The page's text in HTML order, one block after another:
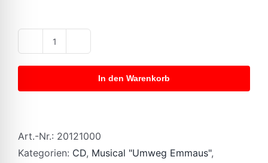
Umweg
Emmaus
In den Warenkorb
Art.-Nr.: 20121000
Kategorien: CD, Musical "Umweg Emmaus",